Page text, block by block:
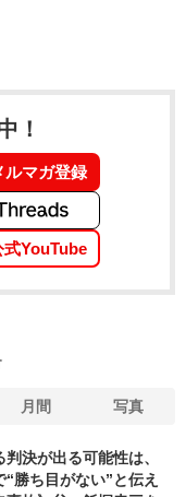
！
ルマガ登録
式YouTube
月間 写真
判決が出る可能性は、
勝ち目がない”と伝え